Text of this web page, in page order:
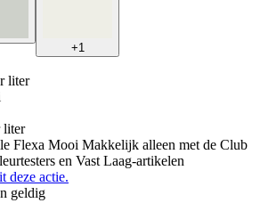
+1
liter
liter
Flexa Mooi Makkelijk alleen met de Club
en Vast Laag-artikelen
deze actie.
geldig